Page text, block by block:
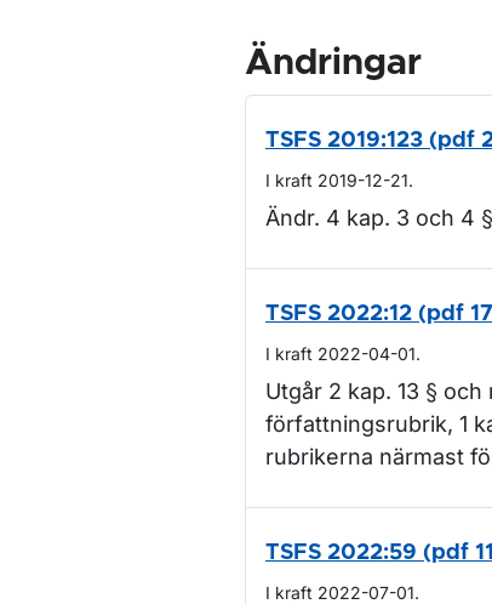
Ändringar
TSFS 2019:123 (pdf
I kraft 2019-12-21.
Ändr. 4 kap. 3 och 4
TSFS 2022:12 (pdf
I kraft 2022-04-01.
Utgår 2 kap. 13 §
författningsrubrik, 1
rubrikerna närmast
TSFS 2022:59 (pdf
I kraft 2022-07-01.